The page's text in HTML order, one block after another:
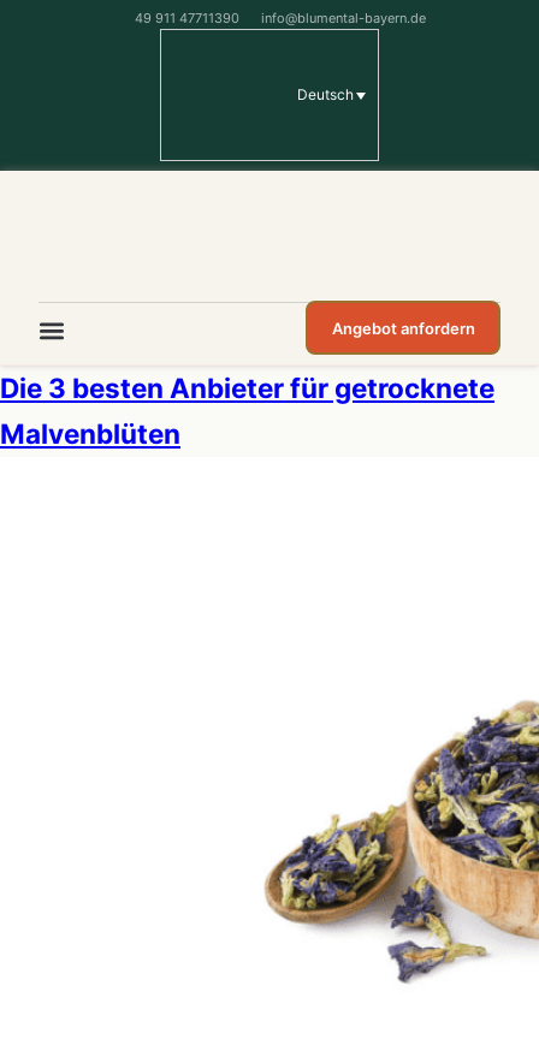
49 911 47711390 info@blumental-bayern.de
Deutsch
Angebot anfordern
Die 3 besten Anbieter für getrocknete
Malvenblüten